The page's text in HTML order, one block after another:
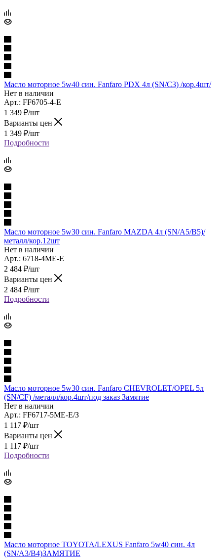
Масло моторное 5w40 син. Fanfaro PDX 4л (SN/C3) /кор.4шт/
Нет в наличии
Арт.: FF6705-4-E
1 349 ₽/шт
Варианты цен
1 349 ₽/шт
Подробности
Масло моторное 5w30 син. Fanfaro MAZDA 4л (SN/A5/B5)/
металл/кор.12шт
Нет в наличии
Арт.: 6718-4ME-E
2 484 ₽/шт
Варианты цен
2 484 ₽/шт
Подробности
Масло моторное 5w30 син. Fanfaro CHEVROLET/OPEL 5л
(SN/CF) /металл/кор.4шт/под заказ Замятие
Нет в наличии
Арт.: FF6717-5ME-E/З
1 117 ₽/шт
Варианты цен
1 117 ₽/шт
Подробности
Масло моторное TOYOTA/LEXUS Fanfaro 5w40 син. 4л
(SN/A3/B4)ЗАМЯТИЕ